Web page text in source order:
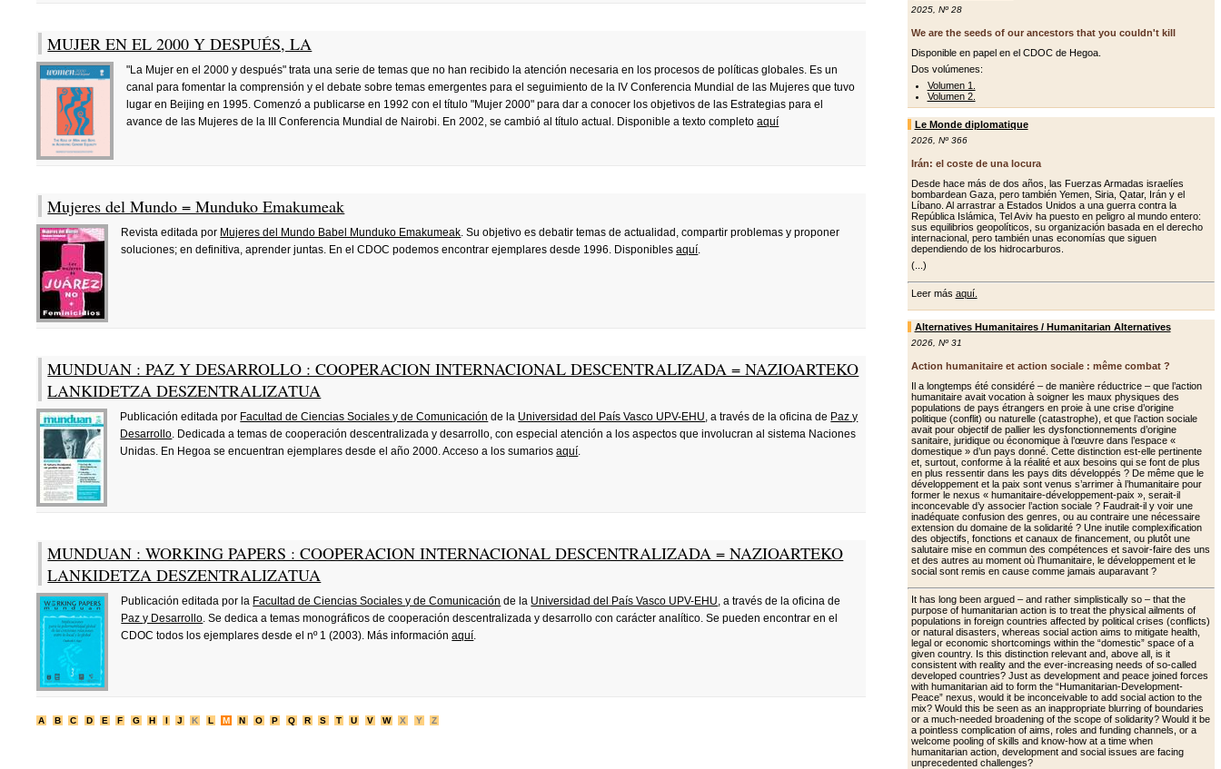
2025, Nº 28
We are the seeds of our ancestors that you couldn't kill
Disponible en papel en el CDOC de Hegoa.
Dos volúmenes:
Volumen 1.
Volumen 2.
Le Monde diplomatique
2026, Nº 366
Irán: el coste de una locura
Desde hace más de dos años, las Fuerzas Armadas israelíes
bombardean Gaza, pero también Yemen, Siria, Qatar, Irán y el
Líbano. Al arrastrar a Estados Unidos a una guerra contra la
República Islámica, Tel Aviv ha puesto en peligro al mundo entero:
sus equilibrios geopolíticos, su organización basada en el derecho
internacional, pero también unas economías que siguen
dependiendo de los hidrocarburos.
(...)
Leer más aquí.
Alternatives Humanitaires / Humanitarian Alternatives
2026, Nº 31
Action humanitaire et action sociale : même combat ?
Il a longtemps été considéré – de manière réductrice – que l’action
humanitaire avait vocation à soigner les maux physiques des
populations de pays étrangers en proie à une crise d’origine
politique (conflit) ou naturelle (catastrophe), et que l’action sociale
avait pour objectif de pallier les dys­fonctionnements d’origine
sanitaire, juridique ou économique à l’œuvre dans l’espace «
domestique » d’un pays donné. Cette distinction est-elle pertinente
et, surtout, conforme à la réalité et aux besoins qui se font de plus
en plus ressentir dans les pays dits développés ? De même que le
dévelop­pement et la paix sont venus s’arrimer à l’humanitaire pour
former le nexus « humanitaire-développement-paix », serait-il
inconcevable d’y associer l’ac­tion sociale ? Faudrait-il y voir une
ina­déquate confusion des genres, ou au contraire une nécessaire
extension du domaine de la solidarité ? Une inutile complexification
des objectifs, fonc­tions et canaux de financement, ou plu­tôt une
salutaire mise en commun des compétences et savoir-faire des uns
et des autres au moment où l’humanitaire, le développement et le
social sont remis en cause comme jamais auparavant ?
It has long been argued – and rather simplistically so – that the
purpose of humanitarian action is to treat the physical ailments of
populations in foreign countries affected by political crises (conflicts)
or natural disasters, whereas social action aims to mitigate health,
legal or economic shortcomings within the “domestic” space of a
giv­en country. Is this distinction relevant and, above all, is it
consistent with re­ality and the ever-increasing needs of so-called
developed countries? Just as development and peace joined forc­es
with humanitarian aid to form the “Humanitarian-Development-
Peace” nexus, would it be inconceivable to add social action to the
mix? Would this be seen as an inappropriate blurring of boundaries
or a much-needed broad­ening of the scope of solidarity? Would it be
a pointless complication of aims, roles and funding channels, or a
wel­come pooling of skills and know-how at a time when
humanitarian action, de­velopment and social issues are facing
unprecedented challenges?
MUJER EN EL 2000 Y DESPUÉS, LA
"La Mujer en el 2000 y después" trata una serie de temas que no han recibido la atención necesaria en los procesos de políticas globales. Es un
canal para fomentar la comprensión y el debate sobre temas emergentes para el seguimiento de la IV Conferencia Mundial de las Mujeres que tuvo
lugar en Beijing en 1995. Comenzó a publicarse en 1992 con el título "Mujer 2000" para dar a conocer los objetivos de las Estrategias para el
avance de las Mujeres de la III Conferencia Mundial de Nairobi. En 2002, se cambió al título actual. Disponible a texto completoaquí
Mujeres del Mundo = Munduko Emakumeak
Revista editada por Mujeres del Mundo Babel Munduko Emakumeak. Su objetivo es debatir temas de actualidad, compartir problemas y proponer
soluciones; en definitiva, aprender juntas. En el CDOC podemos encontrar ejemplares desde 1996. Disponiblesaquí.
MUNDUAN : PAZ Y DESARROLLO : COOPERACION INTERNACIONAL DESCENTRALIZADA = NAZIOARTEKO
LANKIDETZA DESZENTRALIZATUA
Publicación editada por Facultad de Ciencias Sociales y de Comunicación de la Universidad del País Vasco UPV-EHU, a través de la oficina de Paz y
Desarrollo. Dedicada a temas de cooperación descentralizada y desarrollo, con especial atención a los aspectos que involucran al sistema Naciones
Unidas. En Hegoa se encuentran ejemplares desde el año 2000. Acceso a los sumariosaquí.
MUNDUAN : WORKING PAPERS : COOPERACION INTERNACIONAL DESCENTRALIZADA = NAZIOARTEKO
LANKIDETZA DESZENTRALIZATUA
Publicación editada por la Facultad de Ciencias Sociales y de Comunicación de la Universidad del País Vasco UPV-EHU, a través de la oficina de
Paz y Desarrollo. Se dedica a temas monográficos de cooperación descentralizada y desarrollo con carácter analítico. Se pueden encontrar en el
CDOC todos los ejemplares desde el nº 1 (2003). Más informaciónaquí.
A B C D E F G H I J K L M N O P Q R S T U V W X Y Z